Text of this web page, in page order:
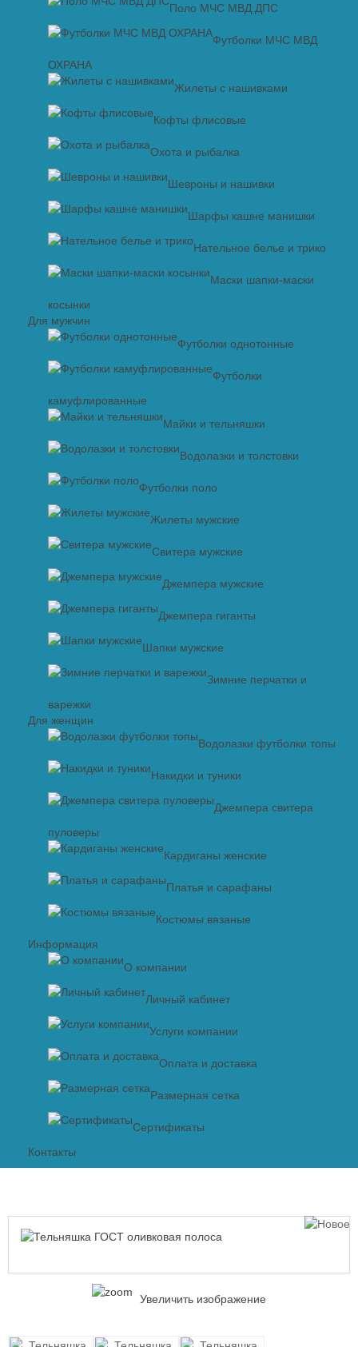
Поло МЧС МВД ДПС
Футболки МЧС МВД
ОХРАНА
Жилеты с нашивками
Кофты флисовые
Охота и рыбалка
Шевроны и нашивки
Шарфы кашне манишки
Нательное белье и трико
Маски шапки-маски
косынки
Для мужчин
Футболки однотонные
Футболки
камуфлированные
Майки и тельняшки
Водолазки и толстовки
Футболки поло
Жилеты мужские
Свитера мужские
Джемпера мужские
Джемпера гиганты
Шапки мужские
Зимние перчатки и
варежки
Для женщин
Водолазки футболки топы
Накидки и туники
Джемпера свитера
пуловеры
Кардиганы женские
Платья и сарафаны
Костюмы вязаные
Информация
О компании
Личный кабинет
Услуги компании
Оплата и доставка
Размерная сетка
Сертификаты
Контакты
Увеличить изображение